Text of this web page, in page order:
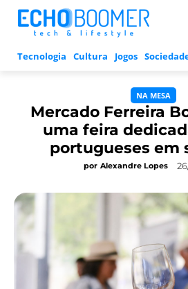
Tecnologia Cultura Jogos
NA MESA
Mercado Ferreira
uma feira
portugueses em
por Alexandre Lopes